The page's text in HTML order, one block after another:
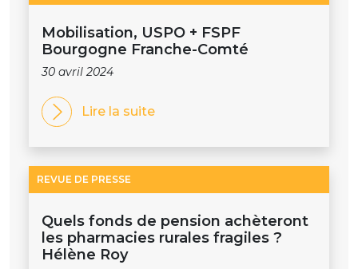
Mobilisation, USPO + FSPF
Bourgogne Franche-Comté
30 avril 2024
Lire la suite
REVUE DE PRESSE
Quels fonds de pension achèteront
les pharmacies rurales fragiles ?
Hélène Roy